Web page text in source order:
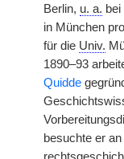
Berlin, u. a. bei
in München
für die Univ.
1890–93
Quidde
besuchte er